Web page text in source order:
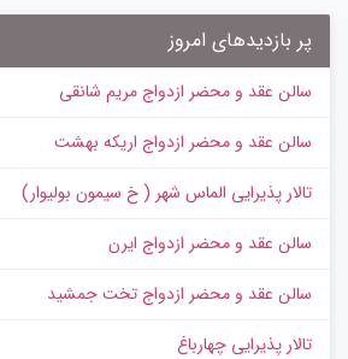
پر بازدیدهای امروز
سالن عقد و محضر ازدواج مریم شانقی
سالن عقد و محضر ازدواج اریکه بهشت
تالار پذیرایی الماس شهر ( خ سیمون بولیوار)
سالن عقد و محضر ازدواج ایرن
سالن عقد و محضر ازدواج تخت جمشید
تالار پذیرایی چهارباغ